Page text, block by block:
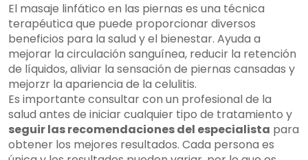
El masaje linfático en las piernas es una técnica
terapéutica que puede proporcionar diversos
beneficios para la salud y el bienestar. Ayuda a
mejorar la circulación sanguínea, reducir la retención
de líquidos, aliviar la sensación de piernas cansadas y
mejorzr la apariencia de la celulitis.
Es importante consultar con un profesional de la
salud antes de iniciar cualquier tipo de tratamiento y
seguir las recomendaciones del especialista para
obtener los mejores resultados. Cada persona es